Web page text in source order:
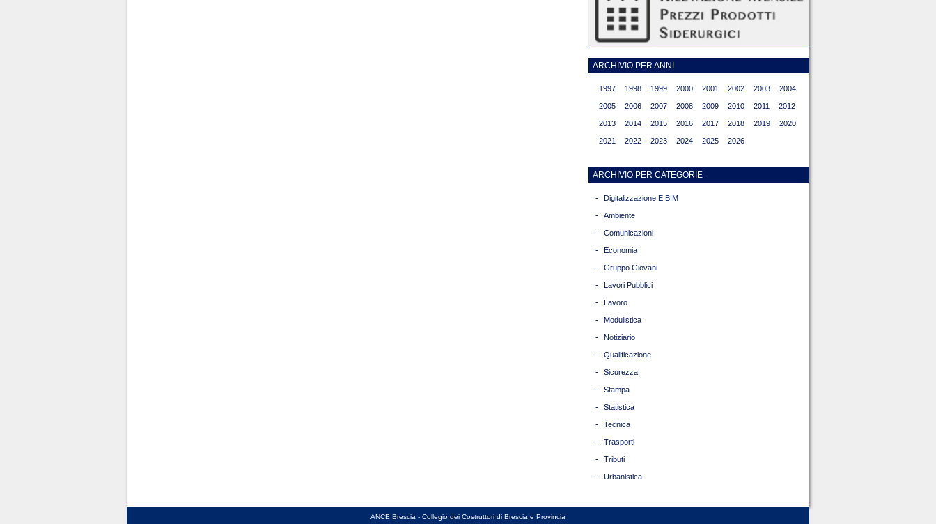
ARCHIVIO PER ANNI
1997 1998 1999 2000 2001 2002 2003 2004
2005 2006 2007 2008 2009 2010 2011 2012
2013 2014 2015 2016 2017 2018 2019 2020
2021 2022 2023 2024 2025 2026
ARCHIVIO PER CATEGORIE
- Digitalizzazione E BIM
- Ambiente
- Comunicazioni
- Economia
- Gruppo Giovani
- Lavori Pubblici
- Lavoro
- Modulistica
- Notiziario
- Qualificazione
- Sicurezza
- Stampa
- Statistica
- Tecnica
- Trasporti
- Tributi
- Urbanistica
ANCE Brescia - Collegio dei Costruttori di Brescia e Provincia